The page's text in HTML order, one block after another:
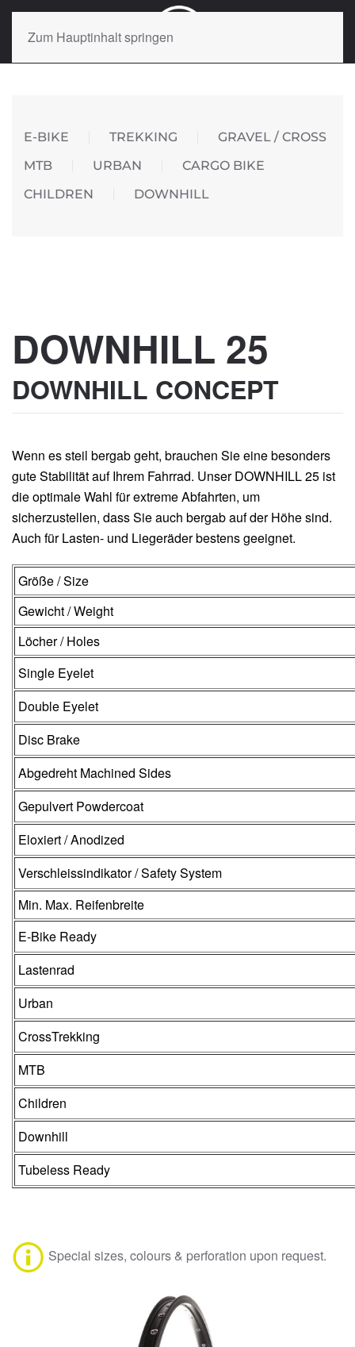
Zum Hauptinhalt springen
E-BIKE TREKKING
GRAVEL / CROSS
MTB
URBAN
CARGO BIKE
CHILDREN
DOWNHILL
DOWNHILL 25
DOWNHILL CONCEPT
Wenn es steil bergab geht, brauchen Sie eine besonders
gute Stabilität auf Ihrem Fahrrad. Unser DOWNHILL 25 ist
die optimale Wahl für extreme Abfahrten, um
sicherzustellen, dass Sie auch bergab auf der Höhe sind.
Auch für Lasten- und Liegeräder bestens geeignet.
Größe / Size
Gewicht / Weight
Löcher / Holes
Single Eyelet
Double Eyelet
Disc Brake
Abgedreht Machined Sides
Gepulvert Powdercoat
Eloxiert / Anodized
Verschleissindikator / Safety System
Min. Max. Reifenbreite
E-Bike Ready
Lastenrad
Urban
CrossTrekking
MTB
Children
Downhill
Tubeless Ready
Special sizes, colours & perforation upon request.